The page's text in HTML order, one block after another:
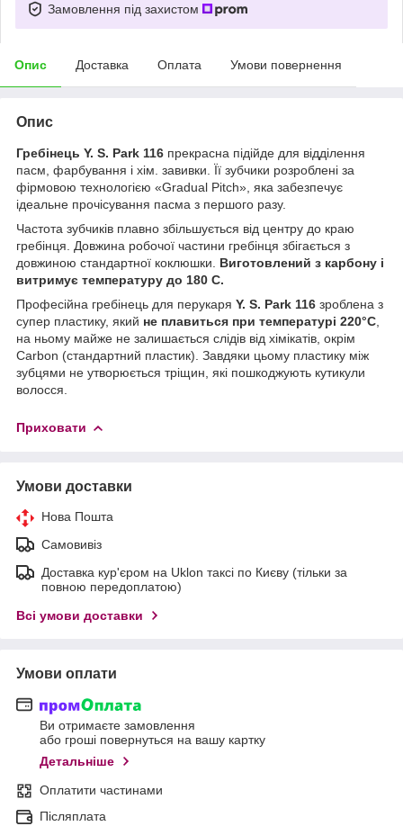
Замовлення під захистом
Опис Доставка Оплата Умови повернення
Опис
Гребінець Y. S. Park 116 прекрасна підійде для відділення
пасм, фарбування і хім. завивки. Її зубчики розроблені за
фірмовою технологією «Gradual Pitch», яка забезпечує
ідеальне прочісування пасма з першого разу.
Частота зубчиків плавно збільшується від центру до краю
гребінця. Довжина робочої частини гребінця збігається з
довжиною стандартної коклюшки. Виготовлений з карбону і
витримує температуру до 180 С.
Професійна гребінець для перукаря Y. S. Park 116 зроблена з
супер пластику, який не плавиться при температурі 220°C
на ньому майже не залишається слідів від хімікатів, окрім
Carbon (стандартний пластик). Завдяки цьому пластику між
зубцями не утворюється тріщин, які пошкоджують кутикули
волосся.
Приховати
Умови доставки
Нова Пошта
Самовивіз
Доставка кур'єром на Uklon таксі по Києву (тільки за
повною передоплатою)
Всі умови доставки
Умови оплати
Ви отримаєте замовлення
або гроші повернуться на вашу картку
Детальніше
Оплатити частинами
Післяплата